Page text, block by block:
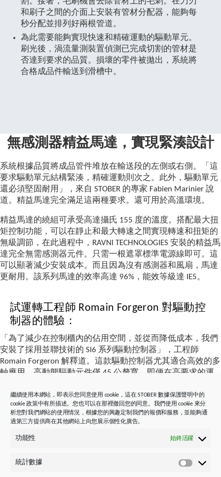
繼續使用本網站，即表示您同意使用 cookie，這在 STOBER 數據保護聲明中的
cookie 政策中有所描述。您也可以在那裡撤回您的同意。我們使用 cookie 來分
析您對我們網站的使用情況，根據您的興趣定制我們的報價和服務，並能夠通
過第三方提供商在其他網站上向您展示個性化廣告。
功能性 始終活躍
統計數據
和刷子之間的介面上安裝有管材分配器，能夠每
秒分配並排列好兩根管道。
為此需要能夠實現快速和精確運動的驅動單元。
刷光後，渦流量測裝置偵測已完成切割的管材是
否達到要求的品質。損壞的零件被拋出，系統將
合格成品件輸送到滑槽中。
無感測器精益馬達，實現緊湊設計
系統根據品質將成品管件堆放在輸送段的左側或右側。「這
要求驅動單元結構緊湊，精確運動則次之。此外，驅動單元
還必須堅固耐用」，來自 STOBER 的專家 Fabien Marinier 說
道。精益馬達完全滿足這兩種要求。還可用於高溫環境。
精益馬達的繞組可承受高達攝氏 155 度的溫度。搭配最大扭
矩控制功能，可以在靜止和最大轉速之間實現轉速和扭矩的
無級調節，在此過程中，RAVNI TECHNOLOGIES 安裝的精益馬
達完全無需感測器元件。只需一根遮罩標準電源線即可。這
可以顯著減少安裝成本。而且因為沒有感測器和風扇，馬達
更耐用。該系列馬達的效率高達 96%，能效等級達 IE5。
試運轉工程師 Romain Forgeron 對驅動控
制器的體驗：
「為了減少在控制櫃內的佔用空間，並從而降低成本，我們
安裝了採用並聯技術的 SI6 系列驅動控制器」，工程師
Romain Forgeron 解釋道。這款驅動控制器尤其適合高效的多
軸應用。高動態驅動元件僅 45 公釐寬，即便在高要求的運
整合了 STO（Safe Torque Off，安全轉矩關斷）和 SS1（Safe
Stopp 1，安全停止 1）兩種安全功能。SI6 系列馬達的這兩
項功能均獲得 EN 13849-1，PL e，類別 4 認證，無需中斷生
產就能進行功能測試。單個驅動控制器最多可以控制兩根
一個單軸驅動器，就可以控制七台馬達」，Fabien Marinier